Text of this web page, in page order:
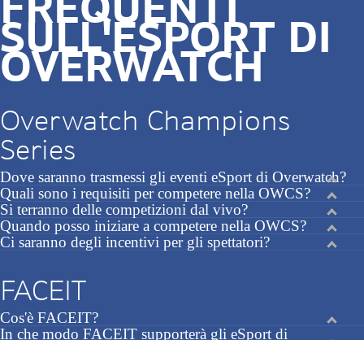
SULL'ESPORT DI
OVERWATCH
Overwatch Champions
Series
Dove saranno trasmessi gli eventi eSport di Overwatch?
Quali sono i requisiti per competere nella OWCS?
Si terranno delle competizioni dal vivo?
Quando posso iniziare a competere nella OWCS?
Ci saranno degli incentivi per gli spettatori?
FACEIT
Cos'è FACEIT?
In che modo FACEIT supporterà gli eSport di